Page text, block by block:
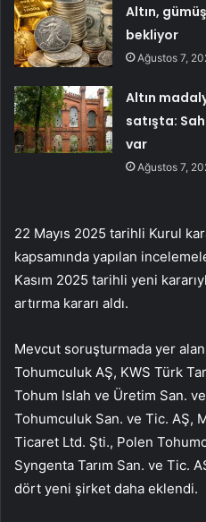
Altın,
bekliyor
Ağustos 7,
Altın
satışta:
var
Ağustos 7,
22 Mayıs 2025 tarihli Kurul
kapsamında yapılan
Kasım 2025 tarihli yeni
artırma kararı aldı.
Mevcut soruşturmada yer
Tohumculuk AŞ, KWS Türk
Tohum Islah ve Üretim San.
Tohumculuk San. ve Tic. AŞ,
Ticaret Ltd. Şti., Polen
Syngenta Tarım San. ve Tic.
dört yeni şirket daha eklendi.